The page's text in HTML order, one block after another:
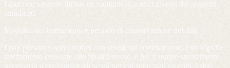
I dati non saranno diffusi né comunicati a terzi diversi dai soggetti
Modalità del trattamento e periodo di conservazione dei dati
I dati personali sono trattati con strumenti automatizzati, con logiche
strettamente correlate alle finalità stesse, e per il tempo strettamente
necessario a conseguire gli scopi per cui sono stati raccolti. I dati